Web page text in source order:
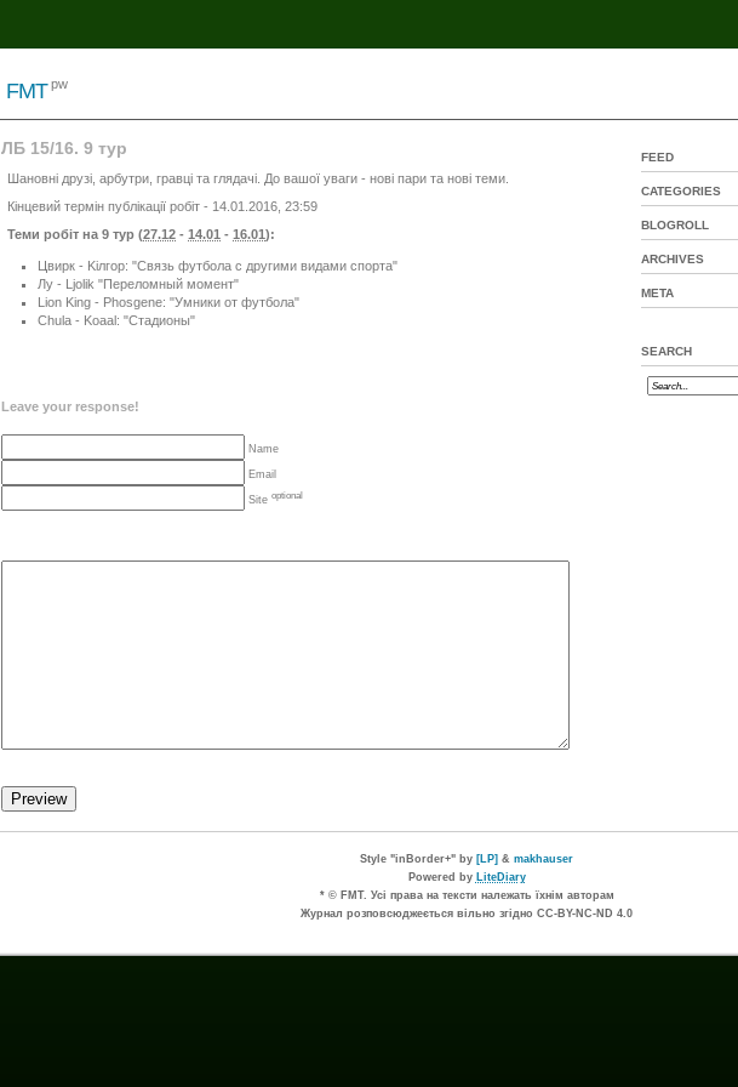
FMTpw
ЛБ 15/16. 9 тур
Шановні друзі, арбутри, гравці та глядачі. До вашої уваги - нові пари та нові теми.
Кінцевий термін публікації робіт - 14.01.2016, 23:59
Теми робіт на 9 тур (27.12 - 14.01 - 16.01):
Цвирк - Kiлгор: "Связь футбола с другими видами спорта"
Лу - Ljolik "Переломный момент"
Lion King - Phosgene: "Умники от футбола"
Chula - Koaal: "Стадионы"
Leave your response!
Name
Email
Site optional
FEED
CATEGORIES
BLOGROLL
ARCHIVES
META
SEARCH
Style "inBorder+" by [LP] & makhauser
Powered by LiteDiary
* © FMT. Усі права на тексти належать їхнім авторам
Журнал розповсюджеється вільно згідно CC-BY-NC-ND 4.0